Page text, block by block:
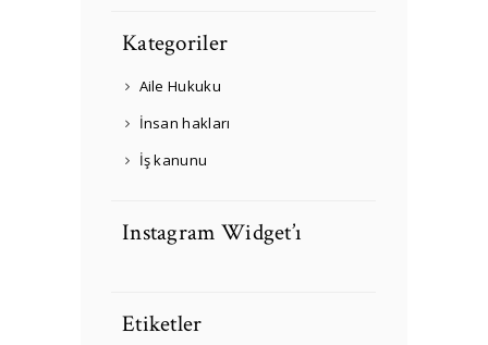
Kategoriler
Aile Hukuku
İnsan hakları
İş kanunu
Instagram Widget’ı
Etiketler